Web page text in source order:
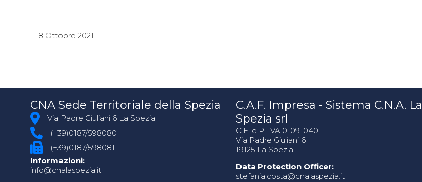
18 Ottobre 2021
CNA Sede Territoriale della Spezia
Via Padre Giuliani 6 La Spezia
(+39)0187/598080
(+39)0187/598081
Informazioni:
info@cnalaspezia.it
C.A.F. Impresa - Sistema C.N.A. La
Spezia srl
C.F. e P. IVA 01091040111
Via Padre Giuliani 6
19125 La Spezia
Data Protection Officer:
stefania.costa@cnalaspezia.it